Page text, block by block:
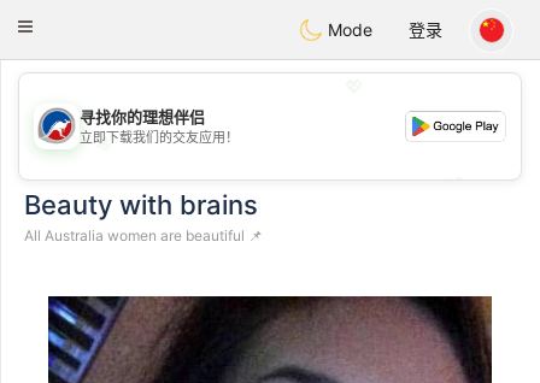
AustraliaChat
Toggle
Mode 登录
💖
💕
💕
寻找你的理想伴侣
立即下载我们的交友应用！
Beauty with brains
All Australia women are beautiful 📌